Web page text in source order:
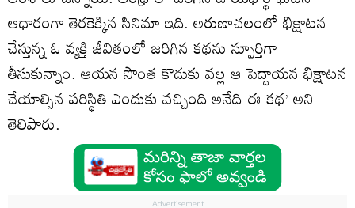
ఆధారంగా తెరకెక్కిన సినిమా ఇది. అరుణాచలంలో భిక్షాటన
చేస్తున్న ఓ వ్యక్తి జీవితంలో జరిగిన కథను స్ఫూర్తిగా
తీసుకున్నాం. ఆయన సొంత కొడుకు వల్ల ఆ పెద్దాయన భిక్షాటన
చేయాల్సిన పరిస్థితి ఎందుకు వచ్చింది అనేది ఈ కథ’ అని
తెలిపారు.